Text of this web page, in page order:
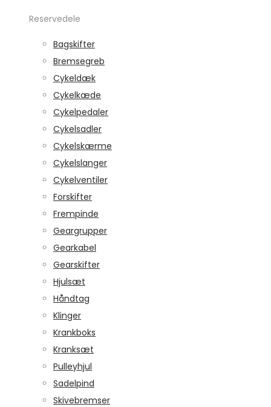
Reservedele
Bagskifter
Bremsegreb
Cykeldæk
Cykelkæde
Cykelpedaler
Cykelsadler
Cykelskærme
Cykelslanger
Cykelventiler
Forskifter
Frempinde
Geargrupper
Gearkabel
Gearskifter
Hjulsæt
Håndtag
Klinger
Krankboks
Kranksæt
Pulleyhjul
Sadelpind
Skivebremser